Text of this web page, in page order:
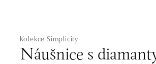
Kolekce Simplicity
Náušnice s